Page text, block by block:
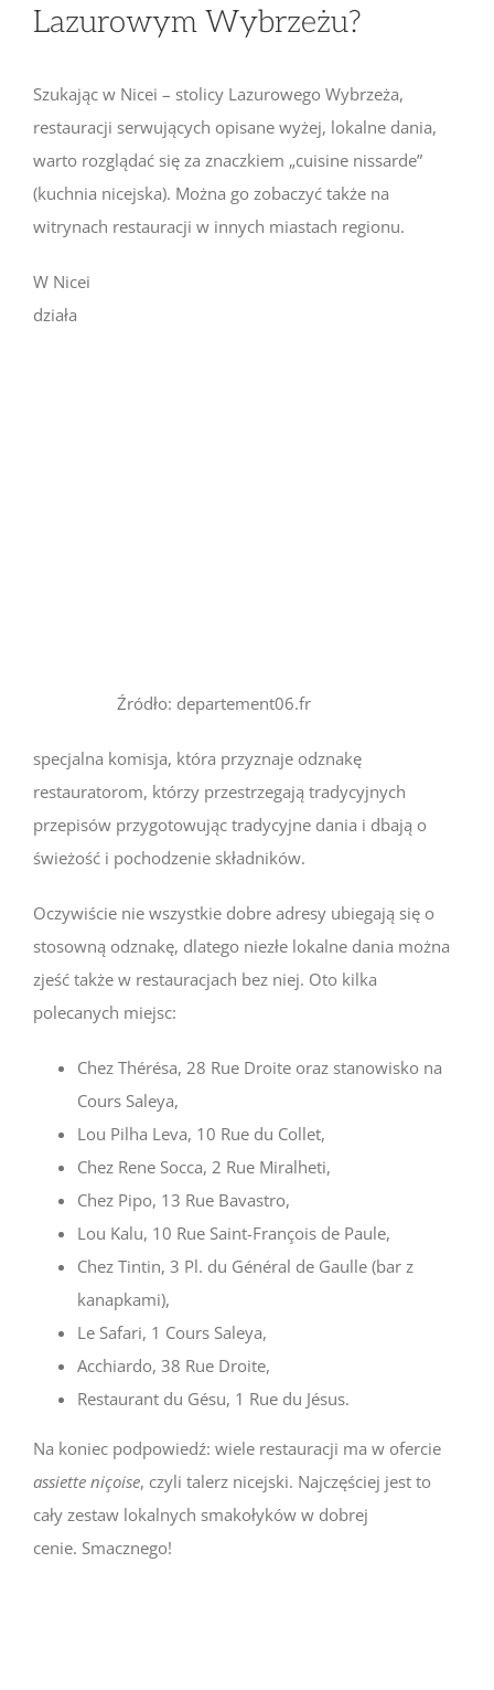
Lazurowym Wybrzeżu?
Szukając w Nicei – stolicy Lazurowego Wybrzeża,
restauracji serwujących opisane wyżej, lokalne dania,
warto rozglądać się za znaczkiem „cuisine nissarde”
(kuchnia nicejska). Można go zobaczyć także na
witrynach restauracji w innych miastach regionu.
Źródło: departement06.fr
W Nicei
działa
specjalna komisja, która przyznaje odznakę
restauratorom, którzy przestrzegają tradycyjnych
przepisów przygotowując tradycyjne dania i dbają o
świeżość i pochodzenie składników.
Oczywiście nie wszystkie dobre adresy ubiegają się o
stosowną odznakę, dlatego niezłe lokalne dania można
zjeść także w restauracjach bez niej. Oto kilka
polecanych miejsc:
Chez Thérésa, 28 Rue Droite oraz stanowisko na
Cours Saleya,
Lou Pilha Leva, 10 Rue du Collet,
Chez Rene Socca, 2 Rue Miralheti,
Chez Pipo, 13 Rue Bavastro,
Lou Kalu, 10 Rue Saint-François de Paule,
Chez Tintin, 3 Pl. du Général de Gaulle (bar z
kanapkami),
Le Safari, 1 Cours Saleya,
Acchiardo, 38 Rue Droite,
Restaurant du Gésu, 1 Rue du Jésus.
Na koniec podpowiedź: wiele restauracji ma w ofercie
assiette niçoise, czyli talerz nicejski. Najczęściej jest to
cały zestaw lokalnych smakołyków w dobrej
cenie. Smacznego!